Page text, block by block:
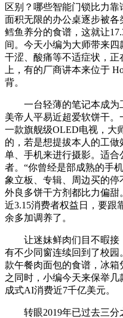
区别？哪些智能门锁比力靠
面积无限的办公桌逐步被
鳕鱼养分的食谱，这就让
间。今天小编为大师带来
干涩、酸痛等不适症状，正
上，有的厂商讲本来位于
背。
一台轻薄的笔记本成为工
美帝人平易近超爱软饼干
一款旗舰级OLED电视，大
的，若是想提拔本人的工
单、手机来进行摄影。适
者。“你曾经是部成熟的手
象立板、专辑、周边买的
外良多饼干方剂都比力偏
近3.15消费者权益日，要跟
余多加调养了。
让迷妹鲜肉们目不暇接
有不少同窗连续回到了校
款午餐肉面包的食谱，冰
之同时，小编今天来保举
成式AI消费近7千亿美元。
转眼2019年已过去三分